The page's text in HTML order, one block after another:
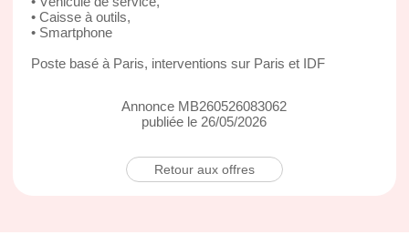
• Caisse à outils,
• Smartphone
Poste basé à Paris, interventions sur Paris et IDF
Annonce MB260526083062
publiée le 26/05/2026
Retour aux offres